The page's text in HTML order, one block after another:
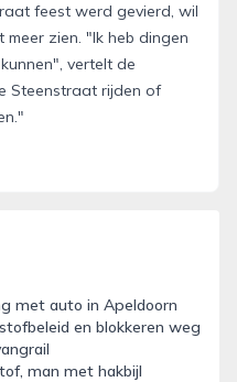
feest werd gevierd, wil
zien. "Ik heb dingen
vertelt de
Steenstraat rijden of
met auto in Apeldoorn
en blokkeren weg
man met hakbijl